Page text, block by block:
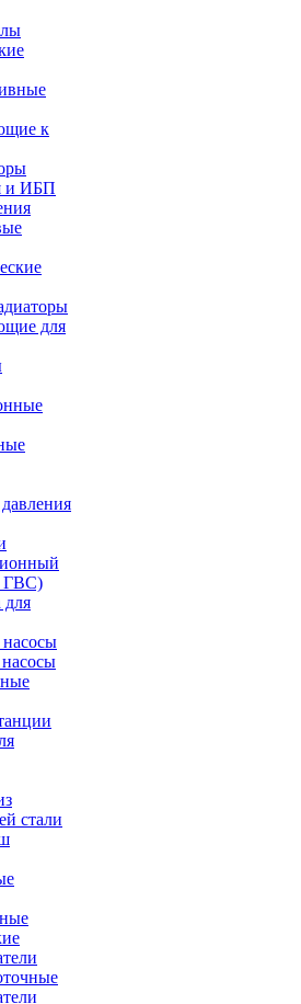
к
и ИБП
для
ГВС)
для
стали